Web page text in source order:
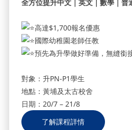
超市現金券
優惠條款及細則
凡經由網上平台成功報讀 ABC
即有機會獲得港幣 $200 超市現
本優惠總名額共 150 名，以先
最低消費： 單一學生報讀課程
或以上。補堂差額累積達
享有此優惠。
全方位提升中文｜英文｜數學｜普
高達$1,700報名優惠
國際幼稚園老師任教
預先為升學做好準備，無縫銜
對象：升PN-P1學生
地點：黃埔及太古校舍
日期：20/7 – 21/8
了解課程詳情